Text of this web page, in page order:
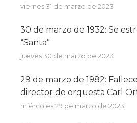
viernes 31 de marzo de 2023
30 de marzo de 1932: Se
“Santa”
jueves 30 de marzo de 2023
29 de marzo de 1982:
director de orquesta Carl
miércoles 29 de marzo de 2023